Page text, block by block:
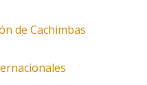
de Cachimbas